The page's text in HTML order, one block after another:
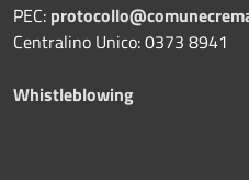
PEC:
Centralino Unico: 0373 8941
Whistleblowing